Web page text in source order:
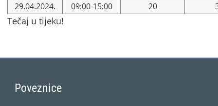
29.04.2024. 09:00-15:00 20
Tečaj u tijeku!
Poveznice